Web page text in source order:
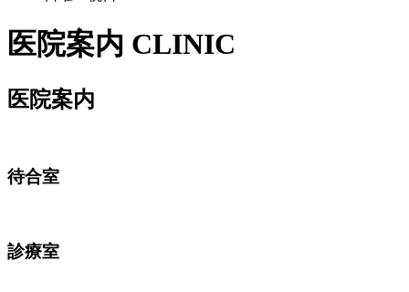
医院案内 CLINIC
医院案内
待合室
診療室